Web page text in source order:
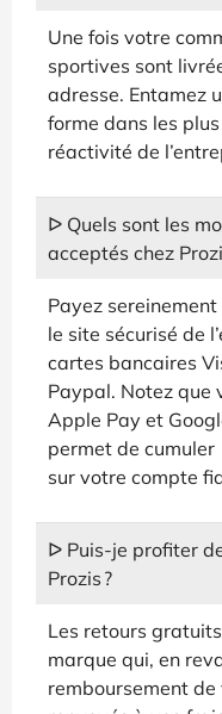
Une fois votre
sportives sont
adresse. Entamez
forme dans les
réactivité de
ᐅ Quels sont les
acceptés chez
Payez
le site sécurisé de
cartes bancaires
Paypal. Notez que
Apple Pay et
permet de
sur votre compte
ᐅ Puis-je profiter
Prozis ?
Les retours
marque qui, en
remboursement de